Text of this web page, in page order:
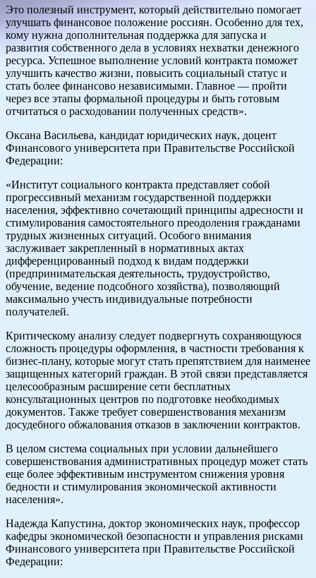
Это полезный инструмент, который действительно помогает
улучшать финансовое положение россиян. Особенно для тех,
кому нужна дополнительная поддержка для запуска и
развития собственного дела в условиях нехватки денежного
ресурса. Успешное выполнение условий контракта поможет
улучшить качество жизни, повысить социальный статус и
стать более финансово независимыми. Главное — пройти
через все этапы формальной процедуры и быть готовым
отчитаться о расходовании полученных средств».
Оксана Васильева, кандидат юридических наук, доцент
Финансового университета при Правительстве Российской
Федерации:
«Институт социального контракта представляет собой
прогрессивный механизм государственной поддержки
населения, эффективно сочетающий принципы адресности и
стимулирования самостоятельного преодоления гражданами
трудных жизненных ситуаций. Особого внимания
заслуживает закрепленный в нормативных актах
дифференцированный подход к видам поддержки
(предпринимательская деятельность, трудоустройство,
обучение, ведение подсобного хозяйства), позволяющий
максимально учесть индивидуальные потребности
получателей.
Критическому анализу следует подвергнуть сохраняющуюся
сложность процедуры оформления, в частности требования к
бизнес-плану, которые могут стать препятствием для наименее
защищенных категорий граждан. В этой связи представляется
целесообразным расширение сети бесплатных
консультационных центров по подготовке необходимых
документов. Также требует совершенствования механизм
досудебного обжалования отказов в заключении контрактов.
В целом система социальных при условии дальнейшего
совершенствования административных процедур может стать
еще более эффективным инструментом снижения уровня
бедности и стимулирования экономической активности
населения».
Надежда Капустина, доктор экономических наук, профессор
кафедры экономической безопасности и управления рисками
Финансового университета при Правительстве Российской
Федерации: